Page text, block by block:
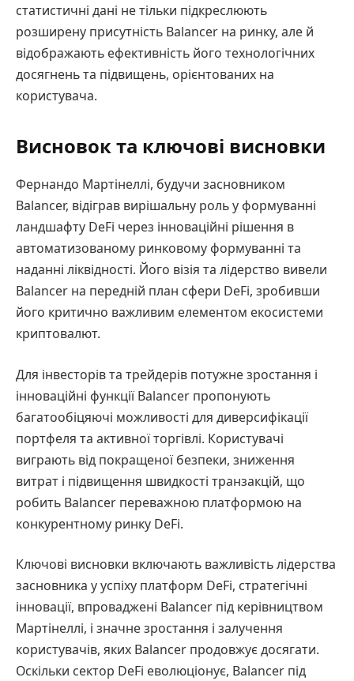
статистичні дані не тільки підкреслюють
розширену присутність Balancer на ринку, але й
відображають ефективність його технологічних
досягнень та підвищень, орієнтованих на
користувача.
Висновок та ключові висновки
Фернандо Мартінеллі, будучи засновником
Balancer, відіграв вирішальну роль у формуванні
ландшафту DeFi через інноваційні рішення в
автоматизованому ринковому формуванні та
наданні ліквідності. Його візія та лідерство вивели
Balancer на передній план сфери DeFi, зробивши
його критично важливим елементом екосистеми
криптовалют.
Для інвесторів та трейдерів потужне зростання і
інноваційні функції Balancer пропонують
багатообіцяючі можливості для диверсифікації
портфеля та активної торгівлі. Користувачі
виграють від покращеної безпеки, зниження
витрат і підвищення швидкості транзакцій, що
робить Balancer переважною платформою на
конкурентному ринку DeFi.
Ключові висновки включають важливість лідерства
засновника у успіху платформ DeFi, стратегічні
інновації, впроваджені Balancer під керівництвом
Мартінеллі, і значне зростання і залучення
користувачів, яких Balancer продовжує досягати.
Оскільки сектор DeFi еволюціонує, Balancer під